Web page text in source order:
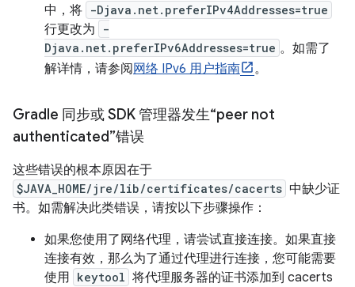
中，将 -Djava.net.preferIPv4Addresses=true
行更改为
-
Djava.net.preferIPv6Addresses=true 。如需了
解详情，请参阅网络 IPv6 用户指南 。
Gradle 同步或 SDK 管理器发生“peer not
authenticated”错误
这些错误的根本原因在于
$JAVA_HOME/jre/lib/certificates/cacerts 中缺少证
书。如需解决此类错误，请按以下步骤操作：
如果您使用了网络代理，请尝试直接连接。如果直接
连接有效，那么为了通过代理进行连接，您可能需要
使用 keytool 将代理服务器的证书添加到 cacerts